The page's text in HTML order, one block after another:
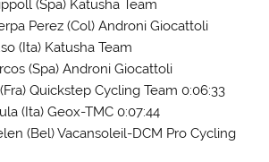
(Spa) Katusha Team
Perez (Col) Androni Giocattoli
(Ita) Katusha Team
(Spa) Androni Giocattoli
Quickstep Cycling Team 0:06:33
(Ita) Geox-TMC 0:07:44
(Bel) Vacansoleil-DCM Pro Cycling